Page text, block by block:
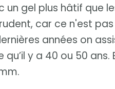
un gel plus hâtif que
car ce n'est
années on
y a 40 ou 50 ans.